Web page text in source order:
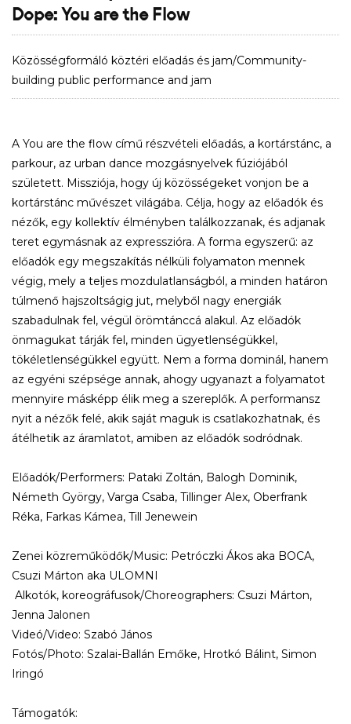
Dope: You are the Flow
Közösségformáló köztéri előadás és jam/Community-
building public performance and jam
A You are the flow című részvételi előadás, a kortárstánc, a
parkour, az urban dance mozgásnyelvek fúziójából
született. Missziója, hogy új közösségeket vonjon be a
kortárstánc művészet világába. Célja, hogy az előadók és
nézők, egy kollektív élményben találkozzanak, és adjanak
teret egymásnak az expresszióra. A forma egyszerű: az
előadók egy megszakítás nélküli folyamaton mennek
végig, mely a teljes mozdulatlanságból, a minden határon
túlmenő hajszoltságig jut, melyből nagy energiák
szabadulnak fel, végül örömtánccá alakul. Az előadók
önmagukat tárják fel, minden ügyetlenségükkel,
tökéletlenségükkel együtt. Nem a forma dominál, hanem
az egyéni szépsége annak, ahogy ugyanazt a folyamatot
mennyire másképp élik meg a szereplők. A performansz
nyit a nézők felé, akik saját maguk is csatlakozhatnak, és
átélhetik az áramlatot, amiben az előadók sodródnak.
Előadók/Performers: Pataki Zoltán, Balogh Dominik,
Németh György, Varga Csaba, Tillinger Alex, Oberfrank
Réka, Farkas Kámea, Till Jenewein
Zenei közreműködők/Music: Petróczki Ákos aka BOCA,
Csuzi Márton aka ULOMNI
​ Alkotók, koreográfusok/Choreographers: Csuzi Márton,
Jenna Jalonen
Videó/Video: Szabó János
Fotós/Photo: Szalai-Ballán Emőke, Hrotkó Bálint, Simon
Iringó
Támogatók: